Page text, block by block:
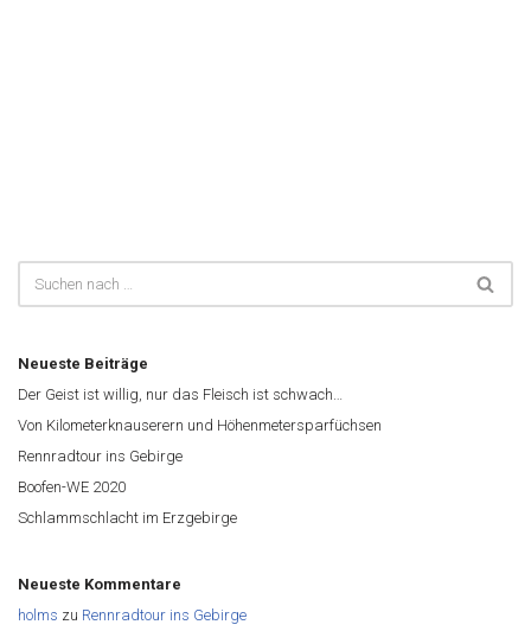
Neueste Beiträge
Der Geist ist willig, nur das Fleisch ist schwach…
Von Kilometerknauserern und Höhenmetersparfüchsen
Rennradtour ins Gebirge
Boofen-WE 2020
Schlammschlacht im Erzgebirge
Neueste Kommentare
holms zu Rennradtour ins Gebirge